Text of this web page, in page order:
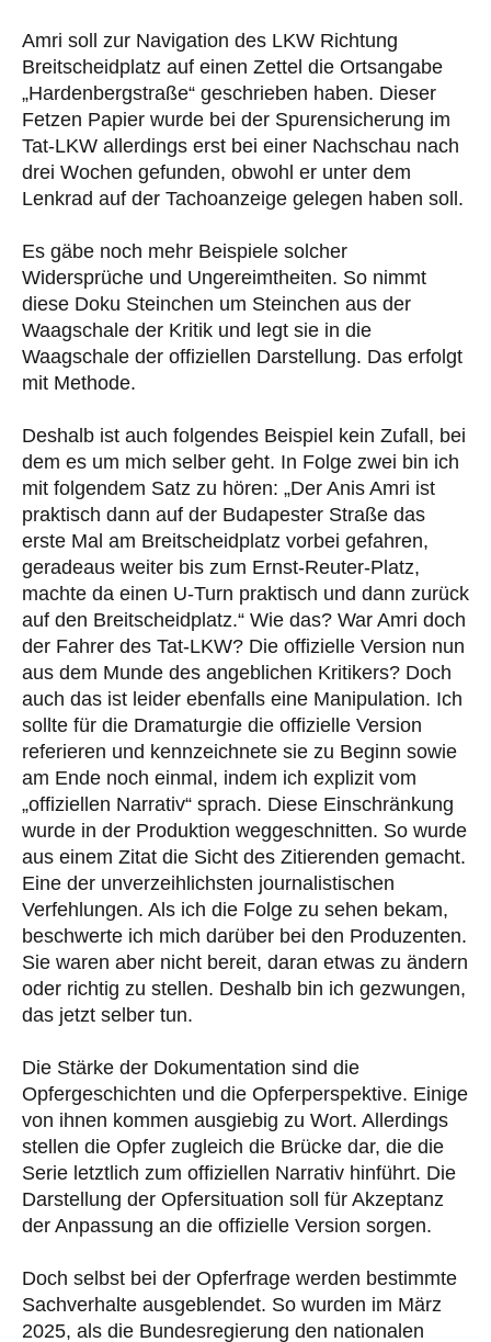
Amri soll zur Navigation des LKW Richtung
Breitscheidplatz auf einen Zettel die Ortsangabe
„Hardenbergstraße“ geschrieben haben. Dieser
Fetzen Papier wurde bei der Spurensicherung im
Tat-LKW allerdings erst bei einer Nachschau nach
drei Wochen gefunden, obwohl er unter dem
Lenkrad auf der Tachoanzeige gelegen haben soll.
Es gäbe noch mehr Beispiele solcher
Widersprüche und Ungereimtheiten. So nimmt
diese Doku Steinchen um Steinchen aus der
Waagschale der Kritik und legt sie in die
Waagschale der offiziellen Darstellung. Das erfolgt
mit Methode.
Deshalb ist auch folgendes Beispiel kein Zufall, bei
dem es um mich selber geht. In Folge zwei bin ich
mit folgendem Satz zu hören: „Der Anis Amri ist
praktisch dann auf der Budapester Straße das
erste Mal am Breitscheidplatz vorbei gefahren,
geradeaus weiter bis zum Ernst-Reuter-Platz,
machte da einen U-Turn praktisch und dann zurück
auf den Breitscheidplatz.“ Wie das? War Amri doch
der Fahrer des Tat-LKW? Die offizielle Version nun
aus dem Munde des angeblichen Kritikers? Doch
auch das ist leider ebenfalls eine Manipulation. Ich
sollte für die Dramaturgie die offizielle Version
referieren und kennzeichnete sie zu Beginn sowie
am Ende noch einmal, indem ich explizit vom
„offiziellen Narrativ“ sprach. Diese Einschränkung
wurde in der Produktion weggeschnitten. So wurde
aus einem Zitat die Sicht des Zitierenden gemacht.
Eine der unverzeihlichsten journalistischen
Verfehlungen. Als ich die Folge zu sehen bekam,
beschwerte ich mich darüber bei den Produzenten.
Sie waren aber nicht bereit, daran etwas zu ändern
oder richtig zu stellen. Deshalb bin ich gezwungen,
das jetzt selber tun.
Die Stärke der Dokumentation sind die
Opfergeschichten und die Opferperspektive. Einige
von ihnen kommen ausgiebig zu Wort. Allerdings
stellen die Opfer zugleich die Brücke dar, die die
Serie letztlich zum offiziellen Narrativ hinführt. Die
Darstellung der Opfersituation soll für Akzeptanz
der Anpassung an die offizielle Version sorgen.
Doch selbst bei der Opferfrage werden bestimmte
Sachverhalte ausgeblendet. So wurden im März
2025, als die Bundesregierung den nationalen